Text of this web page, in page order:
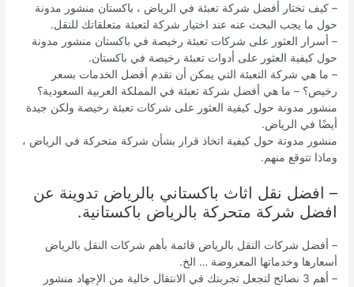
– كيف تختار أفضل شركة تعبئة في الرياض ، باكستان منشور مدونة
حول ما يجب البحث عنه عند اختيار شركة لتعبئة متعلقاتك للنقل.
– أسرار العثور على شركات تعبئة رخيصة في باكستان منشور مدونة
حول كيفية العثور على أدوات تعبئة رخيصة في باكستان.
– ما هي شركة التعبئة التي يمكن أن تقدم أفضل الخدمات بسعر
رخيص؟ – ما هي أفضل شركة تعبئة في المملكة العربية السعودية؟
منشور مدونة حول كيفية العثور على شركات تعبئة رخيصة ولكن جيدة
أيضًا في الرياض.
منشور مدونة حول كيفية اتخاذ قرار بشأن شركة متحركة في الرياض ،
وماذا تتوقع منهم.
– افضل نقل اثاث باكستاني بالرياض تدوينة عن
افضل شركة متحركة بالرياض باكستانية.
– أفضل شركات النقل بالرياض قائمة بأهم شركات النقل بالرياض
أسعارها وخدماتها المعروضة … الخ.
– أهم 3 نصائح لتجعل تجربتك في الانتقال خالية من الإجهاد منشور